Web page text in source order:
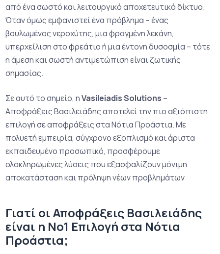
από ένα σωστό και λειτουργικό αποχετευτικό δίκτυο.
Όταν όμως εμφανιστεί ένα πρόβλημα – ένας
βουλωμένος νεροχύτης, μια φραγμένη λεκάνη,
υπερχείλιση στο φρεάτιο ή μια έντονη δυσοσμία – τότε
η άμεση και σωστή αντιμετώπιση είναι ζωτικής
σημασίας.
Σε αυτό το σημείο, ηVasileiadis Solutions –
Αποφράξεις Βασιλειάδης αποτελεί την πιο αξιόπιστη
επιλογή σε αποφράξεις στα Νότια Προάστια. Με
πολυετή εμπειρία, σύγχρονο εξοπλισμό και άριστα
εκπαιδευμένο προσωπικό, προσφέρουμε
ολοκληρωμένες λύσεις που εξασφαλίζουν μόνιμη
αποκατάσταση και πρόληψη νέων προβλημάτων
Γιατί οι Αποφράξεις Βασιλειάδης
είναι η Νο1 Επιλογή στα Νότια
Προάστια;